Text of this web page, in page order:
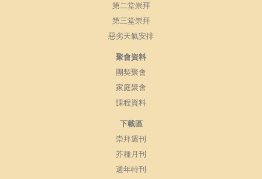
第二堂崇拜
第三堂崇拜
惡劣天氣安排
聚會資料
團契聚會
家庭聚會
課程資料
下載區
崇拜週刊
芥種月刊
週年特刊